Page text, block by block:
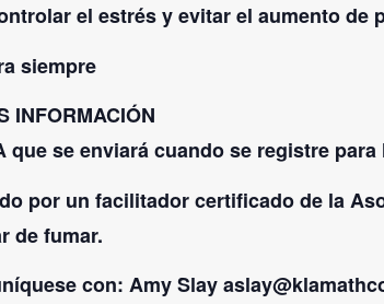
el estrés y evitar el aumento de
siempre
INFORMACIÓN
que se enviará cuando se registre para
por un facilitador certificado de la
de fumar.
con: Amy Slay